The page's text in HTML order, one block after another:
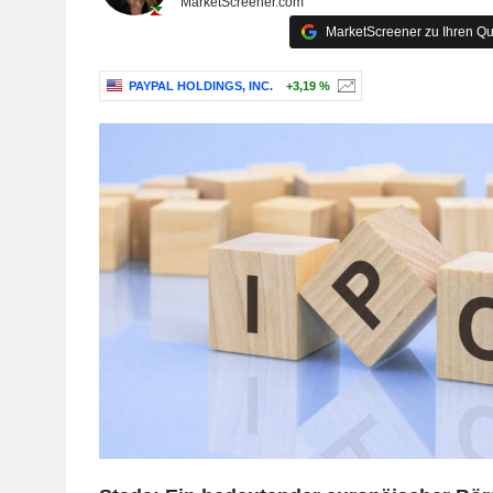
MarketScreener zu Ihren
PAYPAL HOLDINGS, INC. +3,19 %